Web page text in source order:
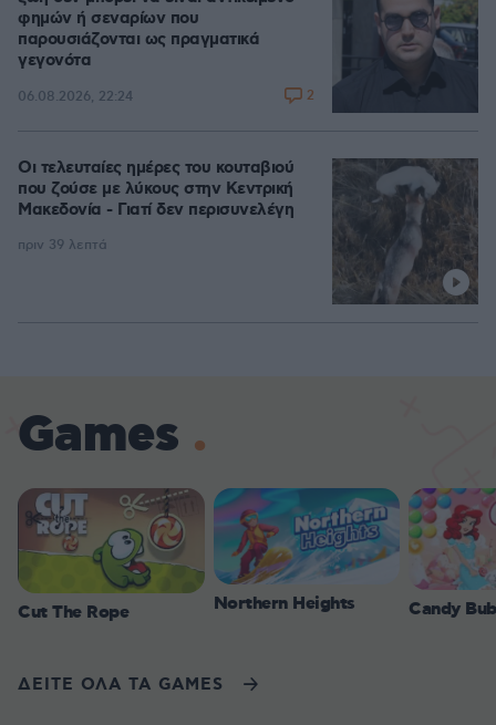
φημών ή σεναρίων που
παρουσιάζονται ως πραγματικά
γεγονότα
06.08.2026, 22:24 2
Οι τελευταίες ημέρες του κουταβιού
που ζούσε με λύκους στην Κεντρική
Μακεδονία - Γιατί δεν περισυνελέγη
πριν 39 λεπτά
Games
Cut The Rope Northern Heights Candy
ΔΕΙΤΕ ΟΛΑ ΤΑ GAMES